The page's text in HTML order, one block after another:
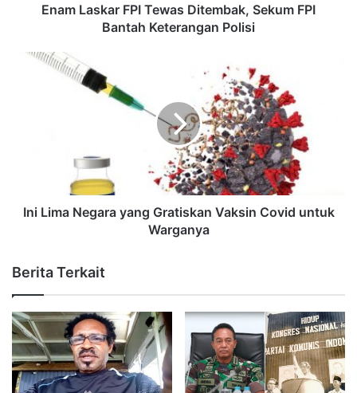
Enam Laskar FPI Tewas Ditembak, Sekum FPI
Bantah Keterangan Polisi
Ini Lima Negara yang Gratiskan Vaksin Covid untuk
Warganya
Berita Terkait